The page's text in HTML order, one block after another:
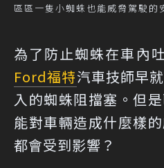
區區一隻小蜘蛛也能威脅駕駛
為了防止蜘蛛在車內
Ford福特汽車技師早
入的蜘蛛阻擋塞。但
能對車輛造成什麼樣
都會受到影響？